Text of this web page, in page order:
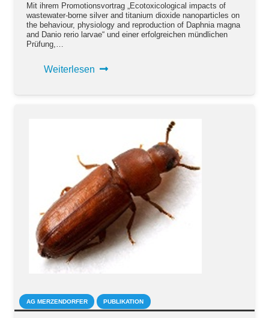
Mit ihrem Promotionsvortrag „Ecotoxicological impacts of
wastewater-borne silver and titanium dioxide nanoparticles on
the behaviour, physiology and reproduction of Daphnia magna
and Danio rerio larvae“ und einer erfolgreichen mündlichen
Prüfung,…
Weiterlesen
AG MERZENDORFER PUBLIKATION